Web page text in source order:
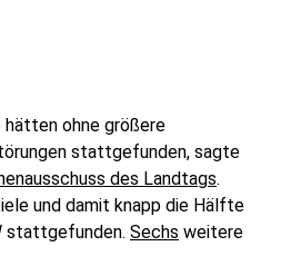
hätten ohne größere
stattgefunden, sagte
des Landtags.
und damit knapp die Hälfte
stattgefunden. Sechs weitere